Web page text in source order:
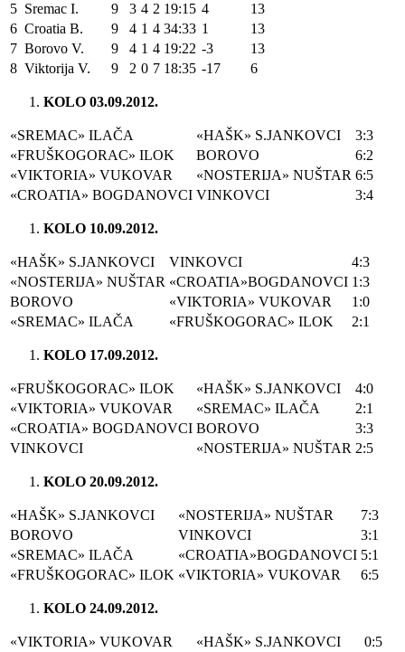
5 Sremac I. 9 3 4 2 19:15 4
13
6 Croatia B. 9 4 1 4 34:33 1
13
7 Borovo V. 9 4 1 4 19:22 -3
13
8 Viktorija V. 9 2 0 7 18:35 -17 6
KOLO 03.09.2012.
«SREMAC» ILAČA «HAŠK» S.JANKOVCI
3:3
«FRUŠKOGORAC» ILOK
BOROVO
6:2
«VIKTORIA» VUKOVAR
«NOSTERIJA» NUŠTAR 6:5
«CROATIA» BOGDANOVCI VINKOVCI 3:4
KOLO 10.09.2012.
«HAŠK» S.JANKOVCI VINKOVCI
4:3
«NOSTERIJA» NUŠTAR «CROATIA»BOGDANOVCI 1:3
BOROVO
«VIKTORIA» VUKOVAR
1:0
«SREMAC» ILAČA
«FRUŠKOGORAC» ILOK 2:1
KOLO 17.09.2012.
«FRUŠKOGORAC» ILOK «HAŠK» S.JANKOVCI
4:0
«VIKTORIA» VUKOVAR
«SREMAC» ILAČA
2:1
«CROATIA» BOGDANOVCI BOROVO
3:3
VINKOVCI
«NOSTERIJA» NUŠTAR 2:5
KOLO 20.09.2012.
«HAŠK» S.JANKOVCI «NOSTERIJA» NUŠTAR
7:3
BOROVO
VINKOVCI
3:1
«SREMAC» ILAČA
«CROATIA»BOGDANOVCI 5:1
«FRUŠKOGORAC» ILOK «VIKTORIA» VUKOVAR 6:5
KOLO 24.09.2012.
«VIKTORIA» VUKOVAR «HAŠK» S.JANKOVCI
0:5